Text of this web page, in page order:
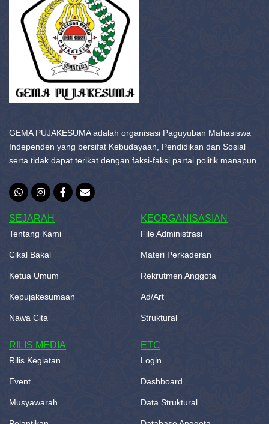
GEMA PUJAKESUMA adalah organisasi Paguyuban Mahasiswa
Independen yang bersifat Kebudayaan, Pendidikan dan Sosial
serta tidak dapat terikat dengan faksi-faksi partai politik manapun.
SEJARAH
Tentang Kami
Cikal Bakal
Ketua Umum
Kepujakesumaan
Nawa Cita
KEORGANISASIAN
File Administrasi
Materi Perkaderan
Rekrutmen Anggota
Ad/Art
Struktural
RILIS MEDIA
Rilis Kegiatan
Event
Musyawarah
ETC
Login
Dashboard
Data Struktural